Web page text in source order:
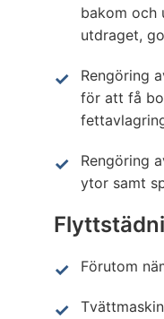
bakom och
utdraget,
Rengöring
för att få
Rengöring
ytor samt
Förutom